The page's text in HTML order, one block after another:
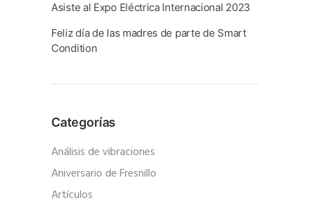
Asiste al Expo Eléctrica Internacional 2023
Feliz día de las madres de parte de Smart
Condition
Categorías
Análisis de vibraciones
Aniversario de Fresnillo
Artículos